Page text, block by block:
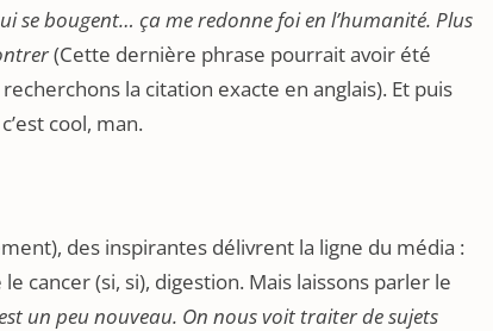
se bougent… ça me redonne foi en l’humanité. Plus
(Cette dernière phrase pourrait avoir été
la citation exacte en anglais). Et puis
cool, man.
des inspirantes délivrent la ligne du média :
cancer (si, si), digestion. Mais laissons parler le
un peu nouveau. On nous voit traiter de sujets